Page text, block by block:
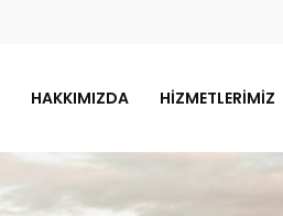
HAKKIMIZDA HIZMETLERIMIZ